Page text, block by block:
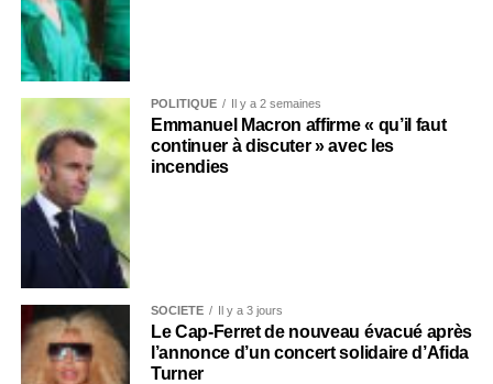
POLITIQUE Il y a 2 semaines
Emmanuel Macron affirme « qu’il faut
continuer à discuter » avec les
incendies
SOCIÉTÉ Il y a 3 jours
Le Cap-Ferret de nouveau évacué après
l’annonce d’un concert solidaire d’Afida
Turner